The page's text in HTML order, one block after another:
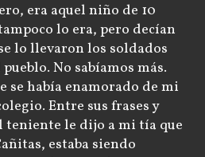
era aquel niño de 10
lo era, pero decían
lo llevaron los soldados
No sabíamos más.
se había enamorado de mi
Entre sus frases y
teniente le dijo a mi tía que
estaba siendo